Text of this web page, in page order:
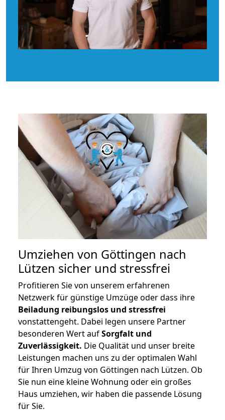
Umziehen von Göttingen nach
Lützen sicher und stressfrei
Profitieren Sie von unserem erfahrenen
Netzwerk für günstige Umzüge oder dass ihre
Beiladung reibungslos und stressfrei
vonstattengeht. Dabei legen unsere Partner
besonderen Wert aufSorgfalt und
Zuverlässigkeit. Die Qualität und unser breite
Leistungen machen uns zu der optimalen Wahl
für Ihren Umzug von Göttingen nach Lützen. Ob
Sie nun eine kleine Wohnung oder ein großes
Haus umziehen, wir haben die passende Lösung
für Sie.